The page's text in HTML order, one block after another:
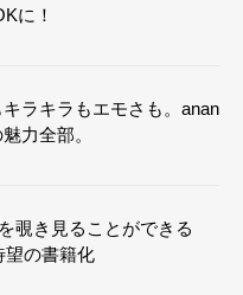
に！
ラキラもエモさも。anan
力全部。
覗き見ることができる
望の書籍化